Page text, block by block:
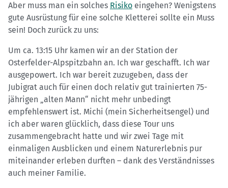
Aber muss man ein solches Risiko eingehen? Wenigstens
gute Ausrüstung für eine solche Kletterei sollte ein Muss
sein! Doch zurück zu uns:
Um ca. 13:15 Uhr kamen wir an der Station der
Osterfelder-Alpspitzbahn an. Ich war geschafft. Ich war
ausgepowert. Ich war bereit zuzugeben, dass der
Jubigrat auch für einen doch relativ gut trainierten 75-
jährigen „alten Mann“ nicht mehr unbedingt
empfehlenswert ist. Michi (mein Sicherheitsengel) und
ich aber waren glücklich, dass diese Tour uns
zusammengebracht hatte und wir zwei Tage mit
einmaligen Ausblicken und einem Naturerlebnis pur
miteinander erleben durften – dank des Verständnisses
auch meiner Familie.